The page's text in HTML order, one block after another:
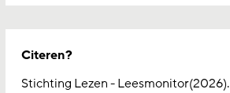
Citeren?
Stichting Lezen - Leesmonitor(2026).